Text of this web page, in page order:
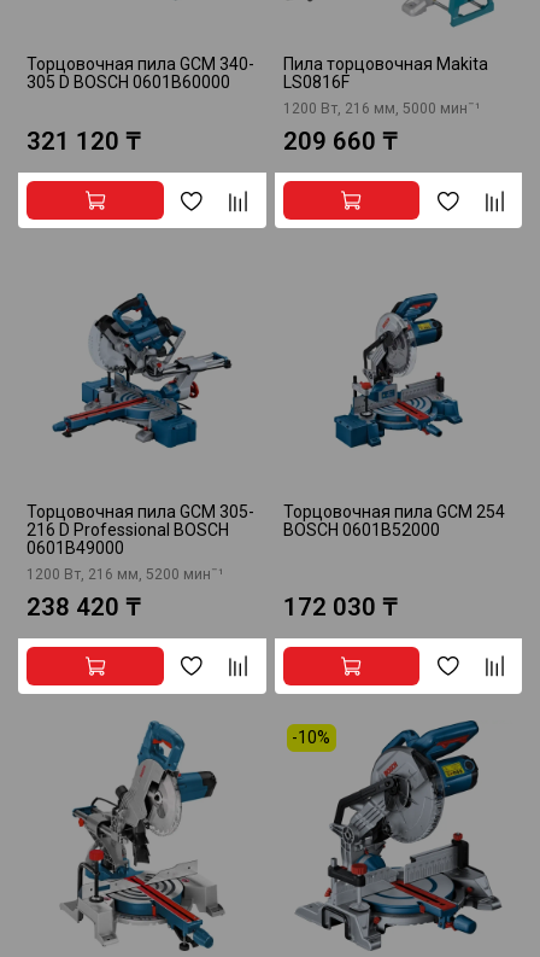
Торцовочная пила GCM 340-
305 D BOSCH 0601B60000
321 120 ₸
Пила торцовочная Makita
LS0816F
1200 Вт, 216 мм, 5000 минˉ¹
209 660 ₸
Торцовочная пила GCM 305-
216 D Professional BOSCH
0601B49000
1200 Вт, 216 мм, 5200 минˉ¹
238 420 ₸
Торцовочная пила GCM 254
BOSCH 0601B52000
172 030 ₸
-10%